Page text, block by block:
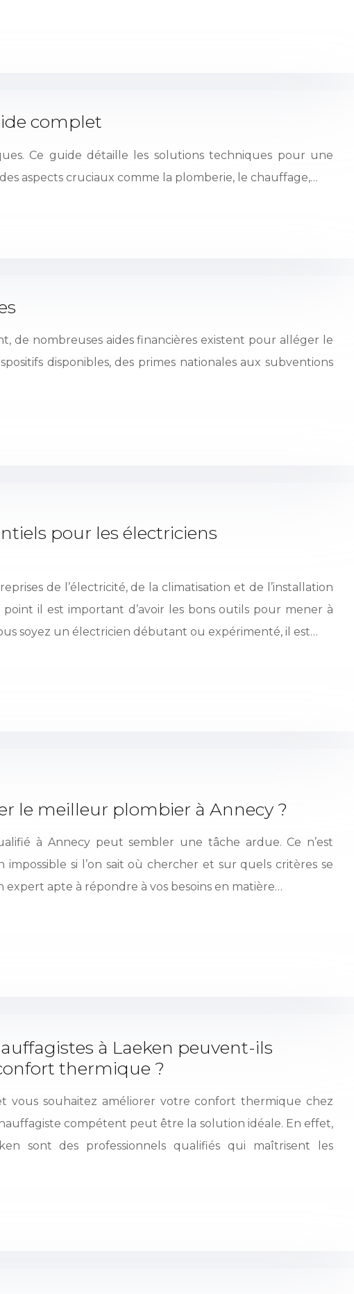
complet
Ce guide détaille les solutions techniques pour une
aspects cruciaux comme la plomberie, le chauffage,…
de nombreuses aides financières existent pour alléger le
disponibles, des primes nationales aux subventions
pour les électriciens
de l’électricité, de la climatisation et de l’installation
il est important d’avoir les bons outils pour mener à
soyez un électricien débutant ou expérimenté, il est…
le meilleur plombier à Annecy ?
à Annecy peut sembler une tâche ardue. Ce n’est
impossible si l’on sait où chercher et sur quels critères se
expert apte à répondre à vos besoins en matière…
à Laeken peuvent-ils
thermique ?
vous souhaitez améliorer votre confort thermique chez
compétent peut être la solution idéale. En effet,
sont des professionnels qualifiés qui maîtrisent les